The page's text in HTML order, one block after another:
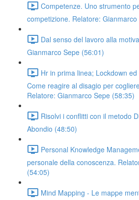
Competenze. Uno strumento
competizione. Relatore:
Dal senso del lavoro alla
Gianmarco Sepe (56:01)
Hr in prima linea; Lockdown
Come reagire al disagio per
Relatore: Gianmarco Sepe (58:35)
Risolvi i conflitti con il metodo
Abondio (48:50)
Personal Knowledge
personale della conoscenza.
(54:05)
Mind Mapping - Le mappe